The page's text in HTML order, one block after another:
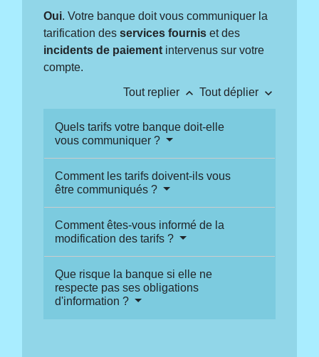
Oui. Votre banque doit vous communiquer la
tarification desservices fournis et des
incidents de paiement intervenus sur votre
compte.
Tout replier keyboard_arrow_up Tout déplier keyboard_arrow_down
Quels tarifs votre banque doit-elle
vous communiquer ?
Comment les tarifs doivent-ils vous
être communiqués ?
Comment êtes-vous informé de la
modification des tarifs ?
Que risque la banque si elle ne
respecte pas ses obligations
d'information ?